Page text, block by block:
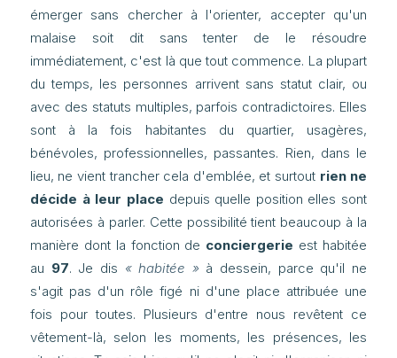
émerger sans chercher à l'orienter, accepter qu'un
malaise soit dit sans tenter de le résoudre
immédiatement, c'est là que tout commence. La plupart
du temps, les personnes arrivent sans statut clair, ou
avec des statuts multiples, parfois contradictoires. Elles
sont à la fois habitantes du quartier, usagères,
bénévoles, professionnelles, passantes. Rien, dans le
lieu, ne vient trancher cela d'emblée, et surtout rien ne
décide à leur place depuis quelle position elles sont
autorisées à parler. Cette possibilité tient beaucoup à la
manière dont la fonction de conciergerie est habitée
au 97. Je dis « habitée »à dessein, parce qu'il ne
s'agit pas d'un rôle figé ni d'une place attribuée une
fois pour toutes. Plusieurs d'entre nous revêtent ce
vêtement-là, selon les moments, les présences, les